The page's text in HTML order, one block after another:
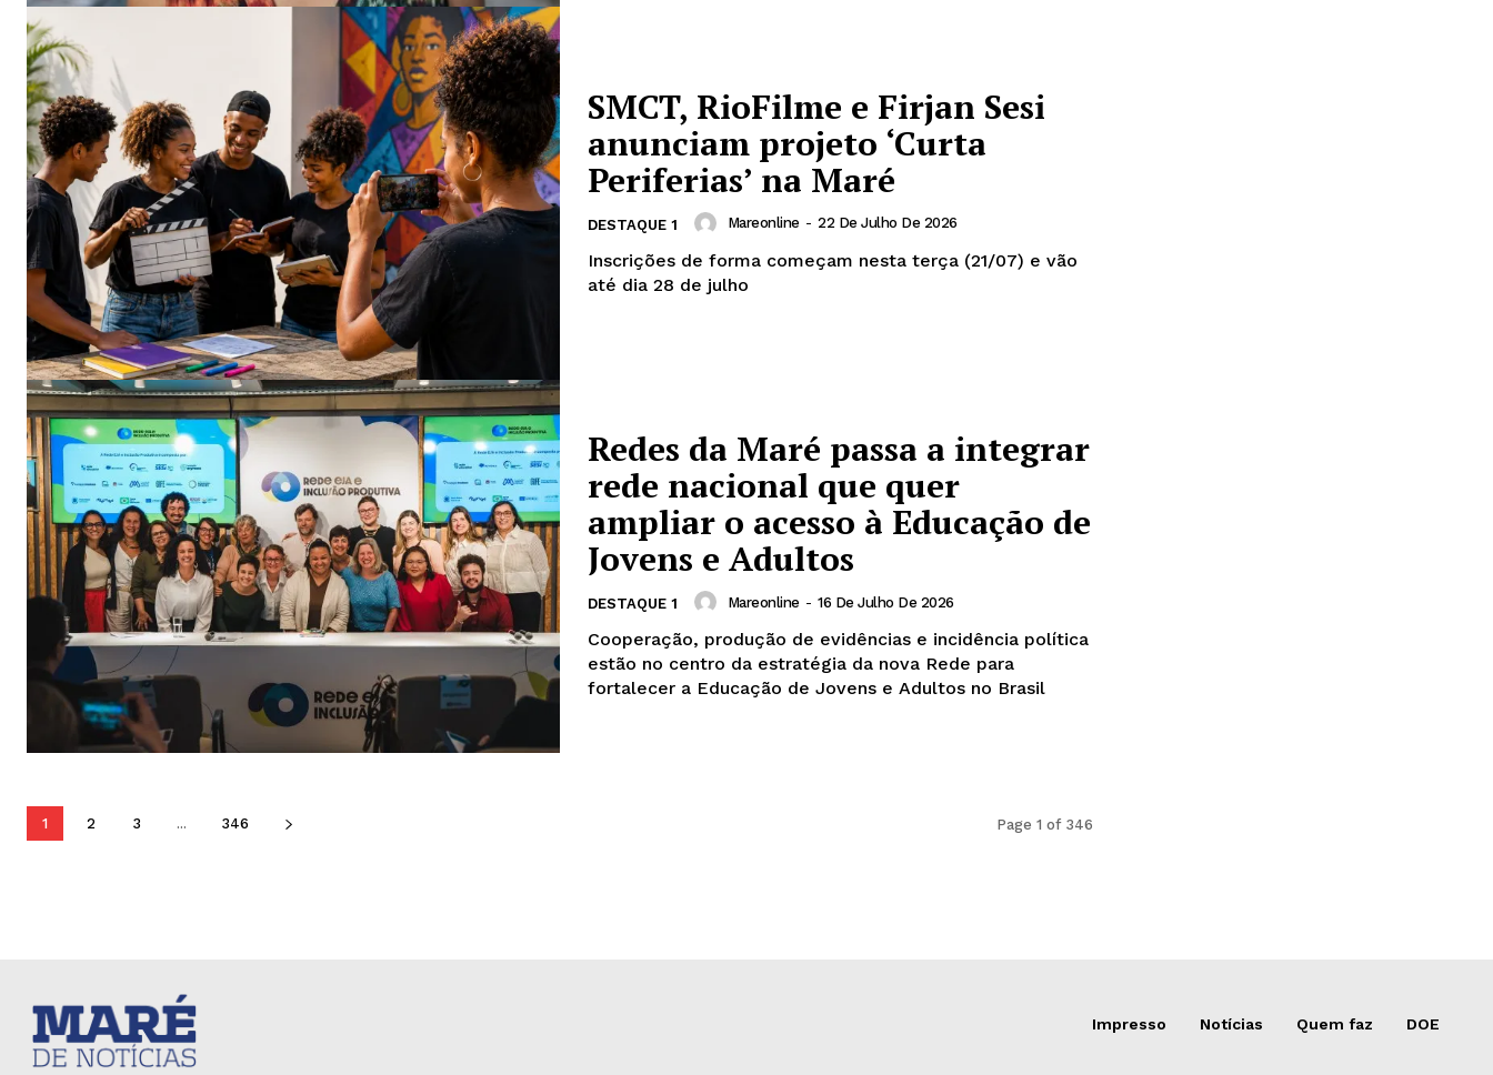
SMCT, RioFilme e Firjan Sesi
anunciam projeto ‘Curta
Periferias’ na Maré
DESTAQUE 1 Mareonline - 22 De Julho De 2026
Inscrições de forma começam nesta terça (21/07) e vão
até dia 28 de julho
Redes da Maré passa a integrar
rede nacional que quer
ampliar o acesso à Educação de
Jovens e Adultos
DESTAQUE 1 Mareonline - 16 De Julho De 2026
Cooperação, produção de evidências e incidência política
estão no centro da estratégia da nova Rede para
fortalecer a Educação de Jovens e Adultos no Brasil
1 2 3 ... 346 Page 1 of 346
Impresso Notícias Quem faz DOE